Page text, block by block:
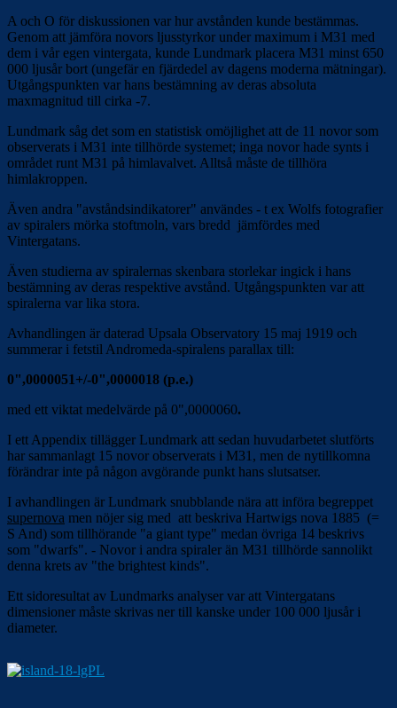
A och O för diskussionen var hur avstånden kunde bestämmas.
Genom att jämföra novors ljusstyrkor under maximum i M31 med
dem i vår egen vintergata, kunde Lundmark placera M31 minst 650
000 ljusår bort (ungefär en fjärdedel av dagens moderna mätningar).
Utgångspunkten var hans bestämning av deras absoluta
maxmagnitud till cirka -7.
Lundmark såg det som en statistisk omöjlighet att de 11 novor som
observerats i M31 inte tillhörde systemet; inga novor hade synts i
området runt M31 på himlavalvet. Alltså måste de tillhöra
himlakroppen.
Även andra "avståndsindikatorer" användes - t ex Wolfs fotografier
av spiralers mörka stoftmoln, vars bredd jämfördes med
Vintergatans.
Även studierna av spiralernas skenbara storlekar ingick i hans
bestämning av deras respektive avstånd. Utgångspunkten var att
spiralerna var lika stora.
Avhandlingen är daterad Upsala Observatory 15 maj 1919 och
summerar i fetstil Andromeda-spiralens parallax till:
0",0000051+/-0",0000018 (p.e.)
med ett viktat medelvärde på 0",0000060.
I ett Appendix tillägger Lundmark att sedan huvudarbetet slutförts
har sammanlagt 15 novor observerats i M31, men de nytillkomna
förändrar inte på någon avgörande punkt hans slutsatser.
I avhandlingen är Lundmark snubblande nära att införa begreppet
supernova men nöjer sig med att beskriva Hartwigs nova 1885 (=
S And) som tillhörande "a giant type" medan övriga 14 beskrivs
som "dwarfs". - Novor i andra spiraler än M31 tillhörde sannolikt
denna krets av "the brightest kinds".
Ett sidoresultat av Lundmarks analyser var att Vintergatans
dimensioner måste skrivas ner till kanske under 100 000 ljusår i
diameter.